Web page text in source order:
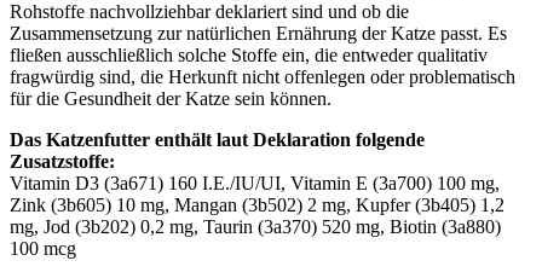
Rohstoffe nachvollziehbar deklariert sind und ob die
Zusammensetzung zur natürlichen Ernährung der Katze passt. Es
fließen ausschließlich solche Stoffe ein, die entweder qualitativ
fragwürdig sind, die Herkunft nicht offenlegen oder problematisch
für die Gesundheit der Katze sein können.
Das Katzenfutter enthält laut Deklaration folgende
Zusatzstoffe:
Vitamin D3 (3a671) 160 I.E./IU/UI, Vitamin E (3a700) 100 mg,
Zink (3b605) 10 mg, Mangan (3b502) 2 mg, Kupfer (3b405) 1,2
mg, Jod (3b202) 0,2 mg, Taurin (3a370) 520 mg, Biotin (3a880)
100 mcg